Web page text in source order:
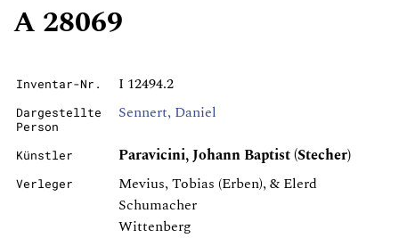
A 28069
Inventar-Nr. I 12494.2
Dargestellte
Person
Sennert, Daniel
Künstler Paravicini, Johann Baptist (Stecher)
Verleger
Mevius, Tobias (Erben), & Elerd
Schumacher
Wittenberg